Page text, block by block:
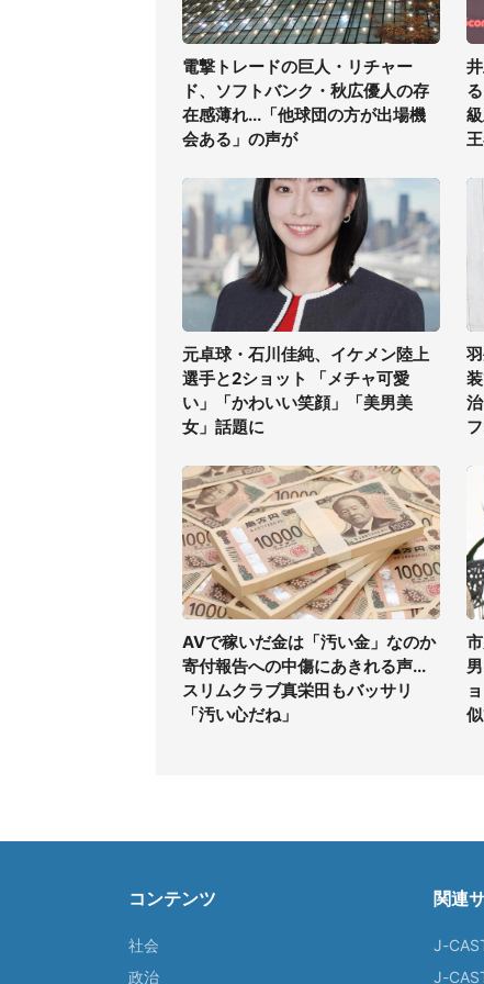
電撃トレードの巨人・リチャー
ド、ソフトバンク・秋広優人の存
在感薄れ...「他球団の方が出場機
会ある」の声が
元卓球・石川佳純、イケメン陸上
選手と2ショット 「メチャ可愛
い」「かわいい笑顔」「美男美
女」話題に
AVで稼いだ金は「汚い金」なのか
寄付報告への中傷にあきれる声...
スリムクラブ真栄田もバッサリ
「汚い心だね」
コンテンツ
社会
政治
関連
J-
J-